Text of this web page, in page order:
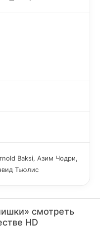
Baksi, Азим Чодри,
Тьюлис
смотреть
HD